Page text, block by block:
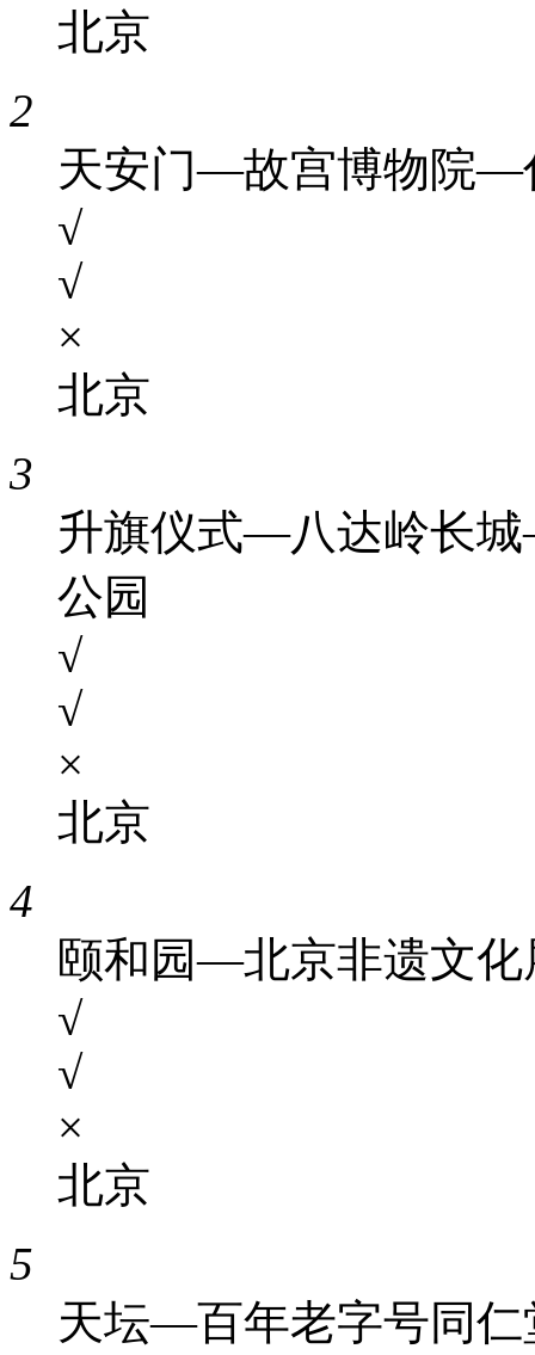
北京
2
天安门—故宫博物院—
√
√
×
北京
3
升旗仪式—八达岭长
公园
√
√
×
北京
4
颐和园—北京非遗文
√
√
×
北京
5
天坛—百年老字号同